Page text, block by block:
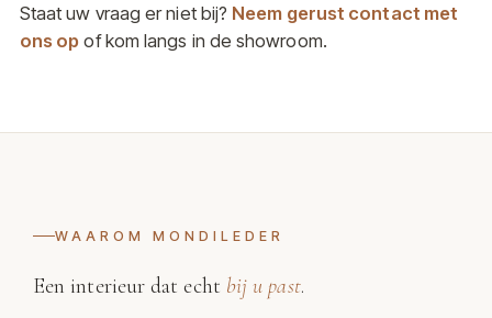
Staat uw vraag er niet bij? Neem gerust contact met
ons op of kom langs in de showroom.
WAAROM MONDILEDER
Een interieur dat echt bij u past.